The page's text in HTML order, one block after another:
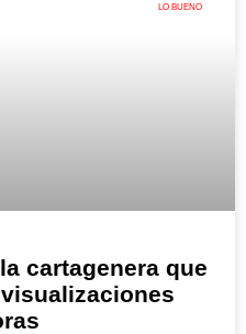
LO BUENO
cartagenera que